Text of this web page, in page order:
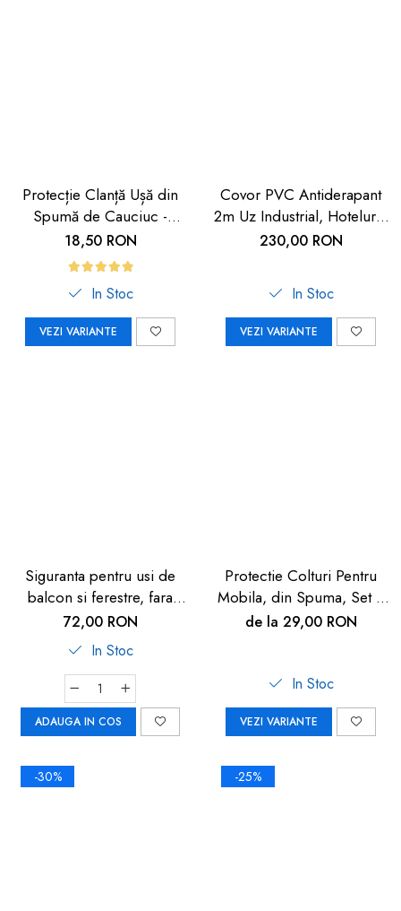
Protecție Clanță Ușă din
Spumă de Cauciuc -
Siguranță pentru Copii |
Car Boy Safety
18,50 RON
In Stoc
VEZI VARIANTE
Covor PVC Antiderapant
2m Uz Industrial, Hoteluri |
Carboysafey
230,00 RON
In Stoc
VEZI VARIANTE
Siguranta pentru usi de
balcon si ferestre, fara
gaurire sau lipire, gri
antracit, Reer WinLock
70021
72,00 RON
In Stoc
ADAUGA IN COS
Protectie Colturi Pentru
Mobila, din Spuma, Set 4
buc
de la 29,00 RON
In Stoc
VEZI VARIANTE
-30% -25%